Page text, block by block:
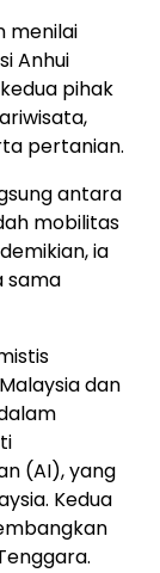
menilai
Anhui
pihak
pertanian.
antara
mobilitas
ia
sama
dan
(AI), yang
Kedua